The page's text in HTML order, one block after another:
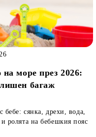
на море през 2026:
багаж
бебе: сянка, дрехи, вода,
ролята на бебешкия пояс